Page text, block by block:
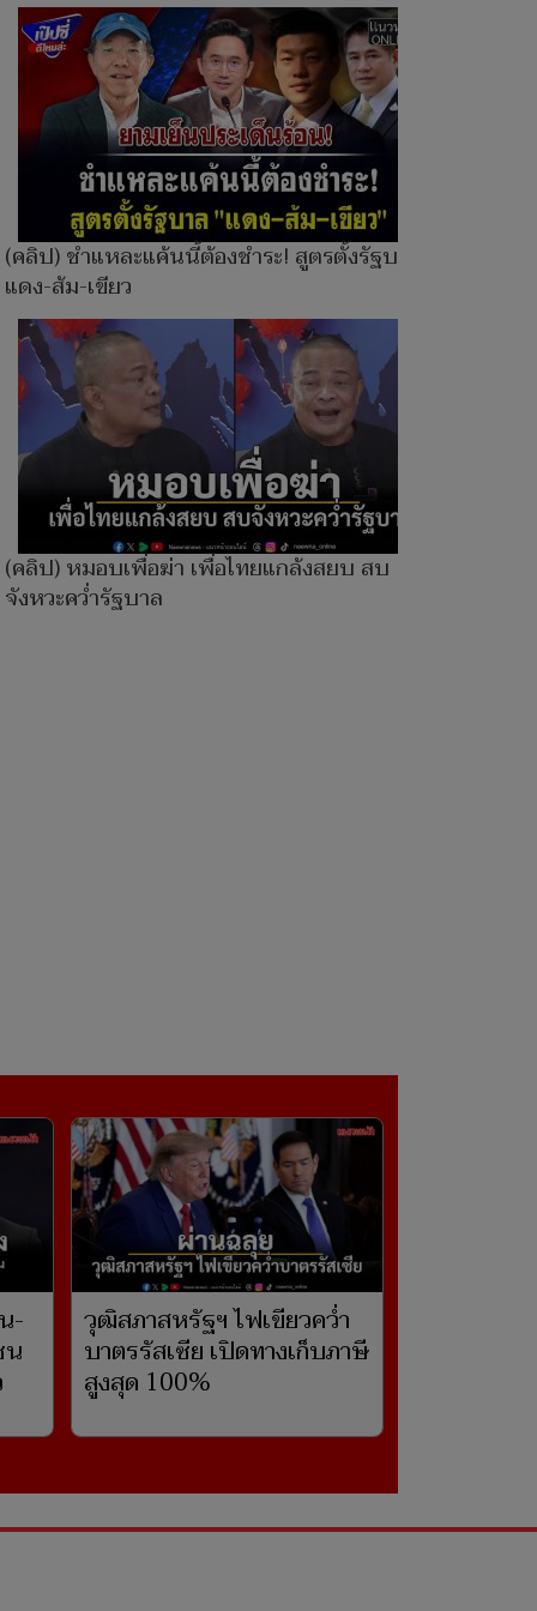
(คลิป) ชำแหละแค้นนี้ต้องชำระ! สูตรตั้งรัฐบาล
แดง-ส้ม-เขียว
(คลิป) หมอบเพื่อฆ่า เพื่อไทยแกล้งสยบ สบ
จังหวะคว่ำรัฐบาล
-
น
วุฒิสภาสหรัฐฯ ไฟเขียวคว่ำ
บาตรรัสเซีย เปิดทางเก็บภาษี
สูงสุด 100%